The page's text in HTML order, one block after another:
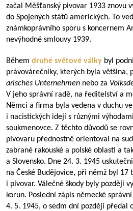
začal Měšťanský pivovar 1933 znovu
do Spojených států amerických. To
známkoprávního sporu s koncernem
nevýhodné smlouvy 1939.
Během druhé světové války byl
právovárečníky, kterých byla většina,
arisches Unternehmen nebo za
V jeho správní radě, na ředitelství a
Němci a firma byla vedena v duchu
i nacistických idejí s různými
soukmenovce. Z těchto důvodů se
pivovaru přednostně orientoval na
zabrané rakouské a polské oblasti a
a Slovensko. Dne 24. 3. 1945
na České Budějovice, při němž byl
i pivovar. Válečné škody byly později
korun. Poslední zápis německé
4. 5. 1945, o sedm dní později předal